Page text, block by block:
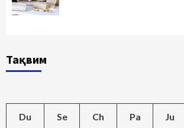
Тақвим
Du Se Ch Pa Ju